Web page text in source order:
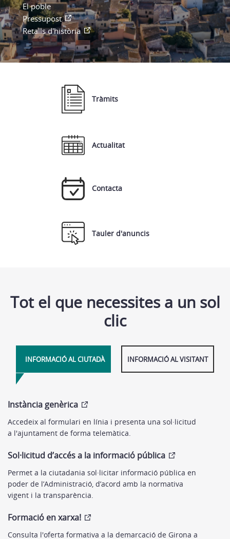
El poble
Pressupost
Retalls d'història
Tràmits
Actualitat
Contacta
Tauler d'anuncis
Tot el que necessites a un sol
clic
INFORMACIÓ AL CIUTADÀ INFORMACIÓ AL VISITANT
Instància genèrica
Accedeix al formulari en línia i presenta una sol·licitud
a l'ajuntament de forma telemàtica.
Sol·licitud d’accés a la informació pública
Permet a la ciutadania sol·licitar informació pública en
poder de l’Administració, d’acord amb la normativa
vigent i la transparència.
Formació en xarxa!
Consulta l'oferta formativa a la demarcació de Girona a